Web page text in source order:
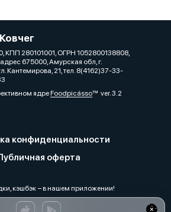
КПП 280101001, ОГРН 1052800138808,
675000, Амурская обл, г.
Кантемирова, 21, тел. 8(4162)37-33-
ядреFoodpicássover. 3.2
конфиденциальности
оферта
кэшбэк − в нашем приложении!